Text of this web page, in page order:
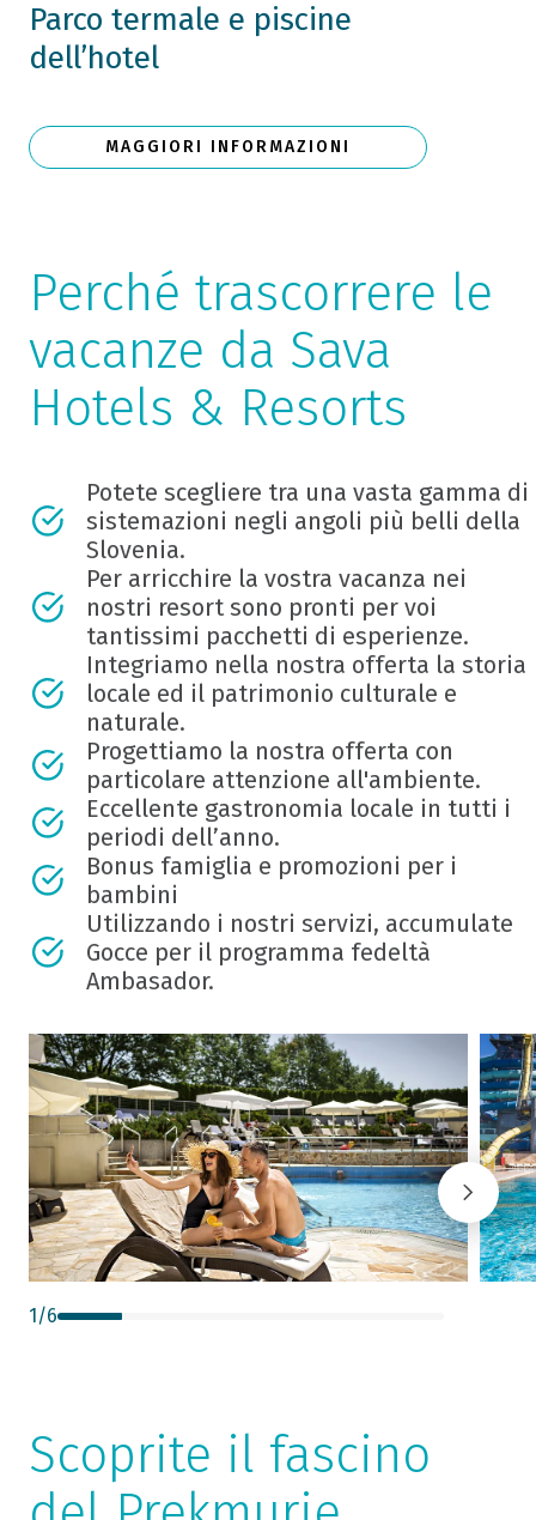
Parco termale e piscine
dell’hotel
MAGGIORI INFORMAZIONI
Perché trascorrere le
vacanze da Sava
Hotels & Resorts
Potete scegliere tra una vasta gamma di
sistemazioni negli angoli più belli della
Slovenia.
Per arricchire la vostra vacanza nei
nostri resort sono pronti per voi
tantissimi pacchetti di esperienze.
Integriamo nella nostra offerta la storia
locale ed il patrimonio culturale e
naturale.
Progettiamo la nostra offerta con
particolare attenzione all'ambiente.
Eccellente gastronomia locale in tutti i
periodi dell’anno.
Bonus famiglia e promozioni per i
bambini
Utilizzando i nostri servizi, accumulate
Gocce per il programma fedeltà
Ambasador.
1/6
Scoprite il fascino